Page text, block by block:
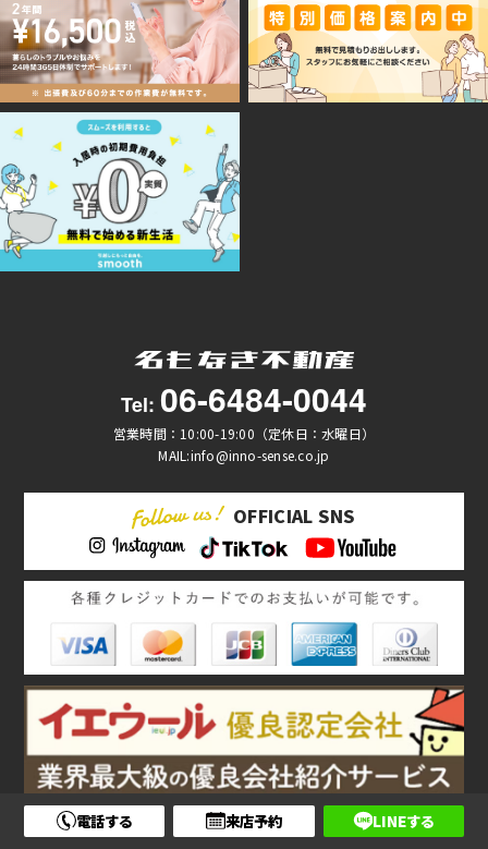
Tel: 06-6484-0044
営業時間：10:00-19:00（定休日：水曜日）
MAIL:info@inno-sense.co.jp
OFFICIAL SNS
電話する 来店予約 LINEする